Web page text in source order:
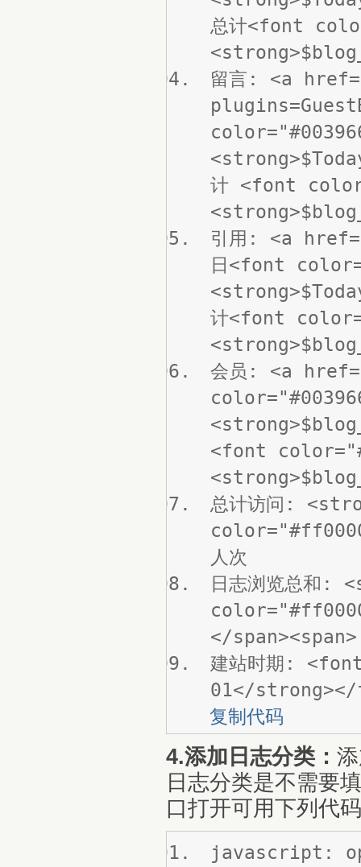
总计<font
留言: <a
计 <font
引用: <a
日<font
计<font
会员: <a
<font
总计访问:
人次
日志浏览总和:
</span><span>
建站时期:
01</
复制代码
4.添加日志分类：
日志分类是不需要
口打开可用下列代
javascript: